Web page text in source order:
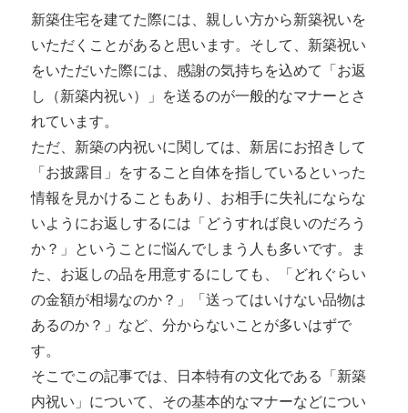
新築住宅を建てた際には、親しい方から新築祝いを
いただくことがあると思います。そして、新築祝い
をいただいた際には、感謝の気持ちを込めて「お返
し（新築内祝い）」を送るのが一般的なマナーとさ
れています。
ただ、新築の内祝いに関しては、新居にお招きして
「お披露目」をすること自体を指しているといった
情報を見かけることもあり、お相手に失礼にならな
いようにお返しするには「どうすれば良いのだろう
か？」ということに悩んでしまう人も多いです。ま
た、お返しの品を用意するにしても、「どれぐらい
の金額が相場なのか？」「送ってはいけない品物は
あるのか？」など、分からないことが多いはずで
す。
そこでこの記事では、日本特有の文化である「新築
内祝い」について、その基本的なマナーなどについ